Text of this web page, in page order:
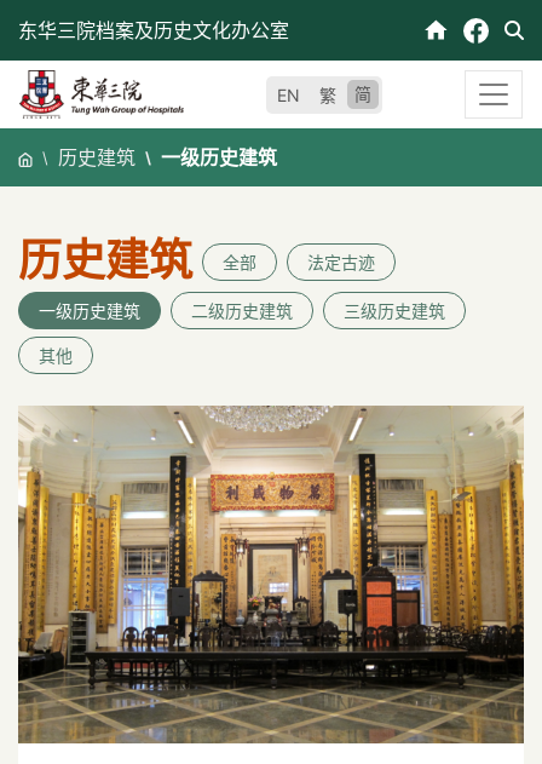
东华三院档案及历史文化办公室
EN 繁 简
历史建筑 一级历史建筑
历史建筑 全部 法定古迹
一级历史建筑 二级历史建筑 三级历史建筑
其他